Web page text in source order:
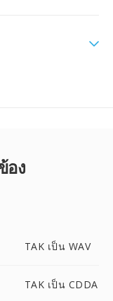
อง
TAK เป็น WAV
TAK เป็น CDDA